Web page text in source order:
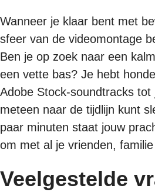
Wanneer je klaar bent met
sfeer van de videomontage
Ben je op zoek naar een
een vette bas? Je hebt
Adobe Stock-soundtracks tot
meteen naar de tijdlijn kunt
paar minuten staat jouw
om met al je vrienden,
Veelgestelde